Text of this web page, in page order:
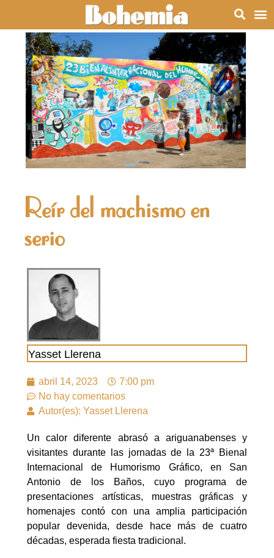
Reír del machismo en
serio
Yasset Llerena
abril 14, 2023
7:00 pm
No hay comentarios
Autor(es): Yasset Llerena
Un calor diferente abrasó a ariguanabenses y
visitantes durante las jornadas de la 23ª Bienal
Internacional de Humorismo Gráfico, en San
Antonio de los Baños, cuyo programa de
presentaciones artísticas, muestras gráficas y
homenajes contó con una amplia participación
popular devenida, desde hace más de cuatro
décadas, esperada fiesta tradicional.